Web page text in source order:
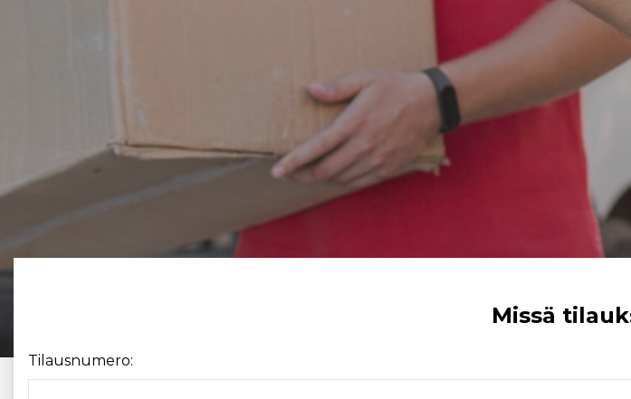
Missä
Tilausnumero: